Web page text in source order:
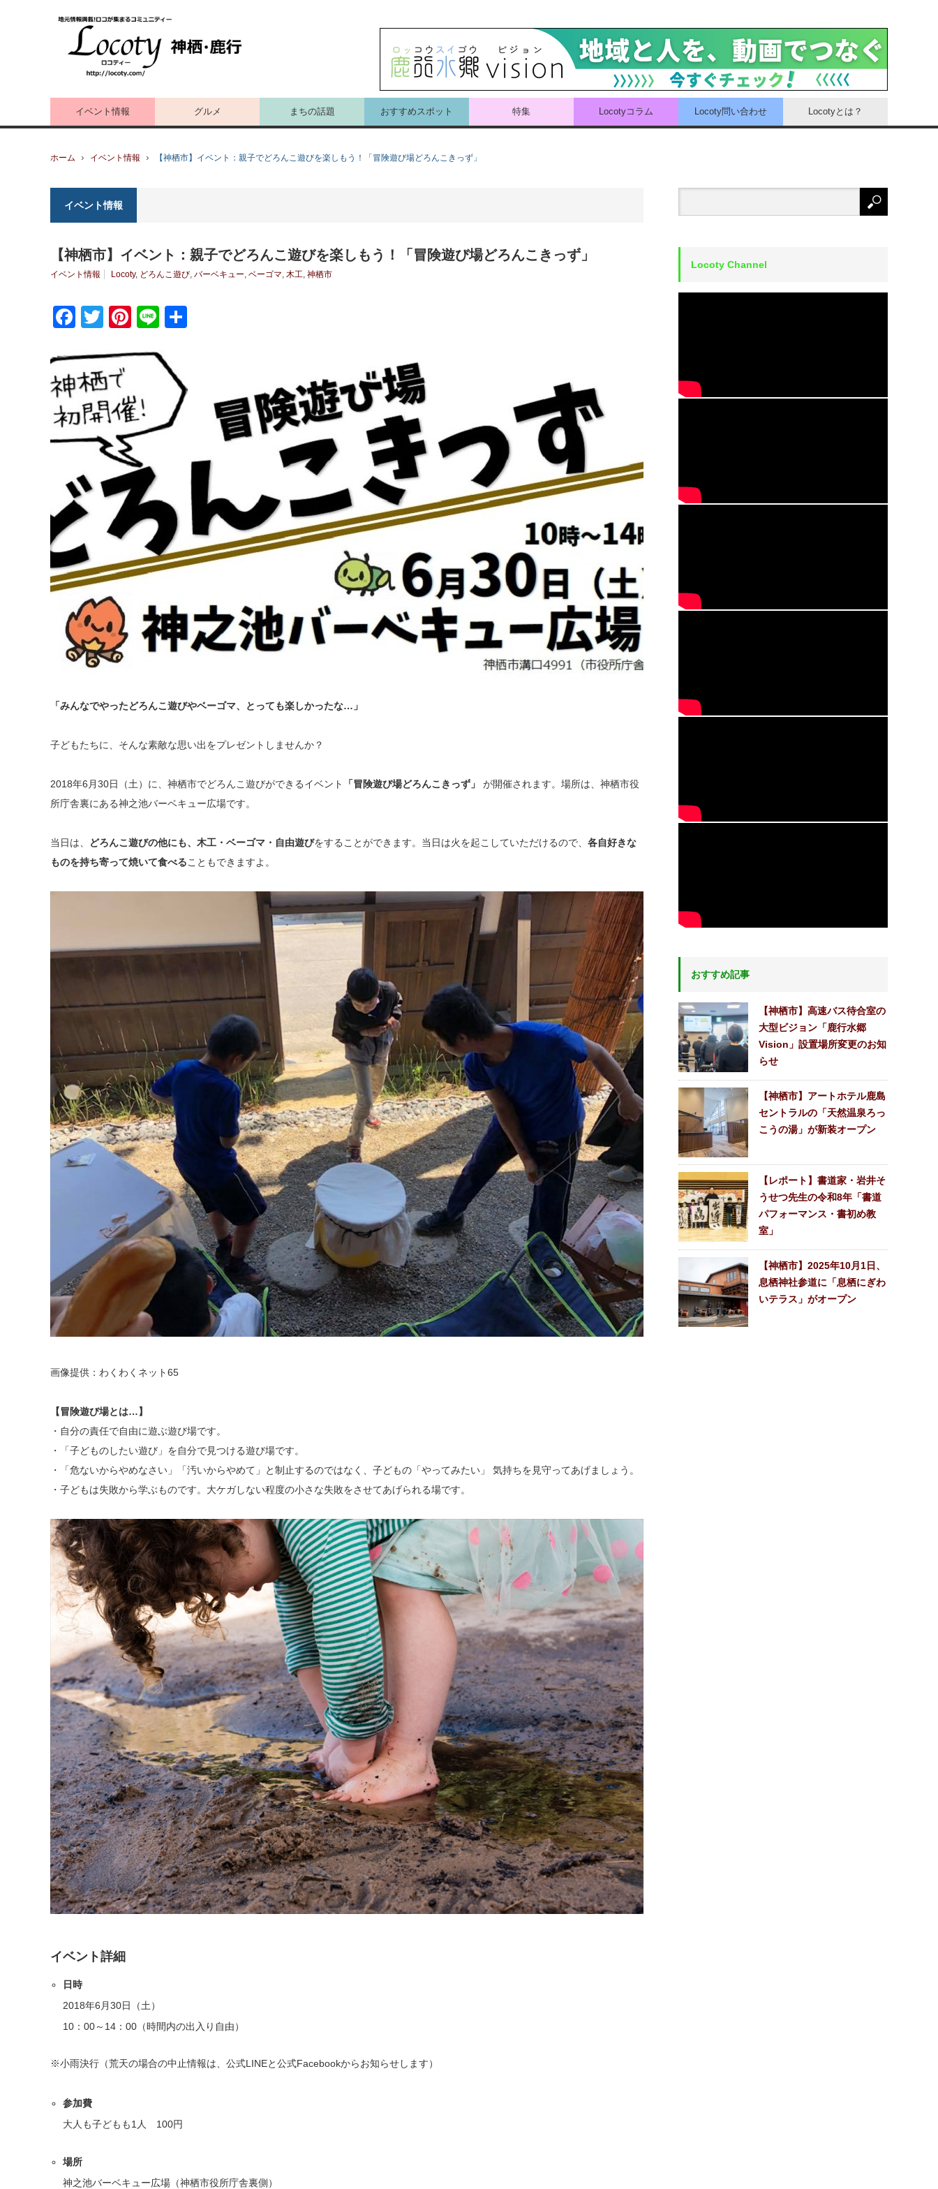
イベント情報 グルメ まちの話題 おすすめスポット 特集 Locotyコラム Locoty問い合わせ Locotyとは？
ホーム イベント情報 【神栖市】イベント：親子でどろんこ遊びを楽しもう！「冒険遊び場どろんこきっず」
イベント情報
【神栖市】イベント：親子でどろんこ遊びを楽しもう！「冒険遊び場どろんこきっず」
イベント情報 Locoty, どろんこ遊び, バーベキュー, ベーゴマ, 木工, 神栖市
Facebook
TwitterPinterest
Line
「みんなでやったどろんこ遊びやベーゴマ、とっても楽しかったな…」
子どもたちに、そんな素敵な思い出をプレゼントしませんか？
2018年6月30日（土）に、神栖市でどろんこ遊びができるイベント 「冒険遊び場どろんこきっず」
が開催されます。場所は、神栖市役
所庁舎裏にある神之池バーベキュー広場です。
当日は、 どろんこ遊びの他にも、木工・ベーゴマ・自由遊びをすることができます。当日は火を起こしていただけるので、 各自好きな
ものを持ち寄って焼いて食べることもできますよ。
画像提供：わくわくネット65
【冒険遊び場とは…】
・自分の責任で自由に遊ぶ遊び場です。
・「子どものしたい遊び」を自分で見つける遊び場です。
・「危ないからやめなさい」「汚いからやめて」と制止するのではなく、子どもの「やってみたい」 気持ちを見守ってあげましょう。
・子どもは失敗から学ぶものです。大ケガしない程度の小さな失敗をさせてあげられる場です。
イベント詳細
日時
2018年6月30日（土）
10：00～14：00（時間内の出入り自由）
※小雨決行（荒天の場合の中止情報は、公式LINEと公式Facebookからお知らせします）
参加費
大人も子どもも1人 100円
場所
神之池バーベキュー広場（神栖市役所庁舎裏側）
Locoty Channel
おすすめ記事
【神栖市】高速バス待合室の
大型ビジョン「鹿行水郷
Vision」設置場所変更のお知
らせ
【神栖市】アートホテル鹿島
セントラルの「天然温泉ろっ
こうの湯」が新装オープン
【レポート】書道家・岩井そ
うせつ先生の令和8年「書道
パフォーマンス・書初め教
室」
【神栖市】2025年10月1日、
息栖神社参道に「息栖にぎわ
いテラス」がオープン